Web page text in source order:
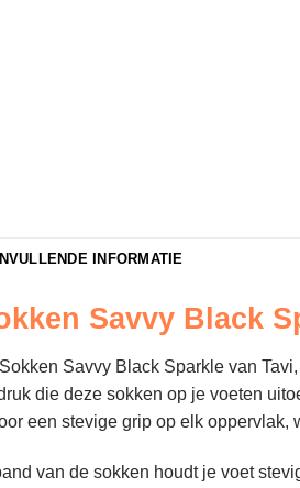
INFORMATIE
Savvy Black
Savvy Black Sparkle van
die deze sokken op je voeten
een stevige grip op elk oppervlak,
van de sokken houdt je voet